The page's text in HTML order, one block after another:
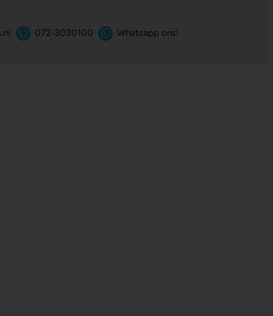
072-3030100 Whatsapp ons!